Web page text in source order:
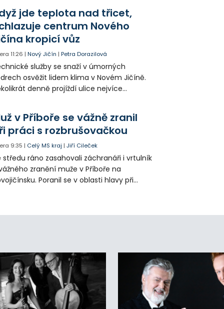
řidiče v parkovacích zónách.
jde teplota nad třicet,
centrum Nového
kropicí vůz
11:26 |Nový Jičín |Petra Dorazilová
služby se snaží v úmorných
osvěžit lidem klima v Novém Jičíně.
denně projíždí ulice nejvíce
v Příboře se vážně zranil
práci s rozbrušovačkou
9:35 | Celý MS kraj |Jiří Cileček
středu ráno zasahovali záchranáři i vrtulník
zranění muže v Příboře na
Poranil se v oblasti hlavy při